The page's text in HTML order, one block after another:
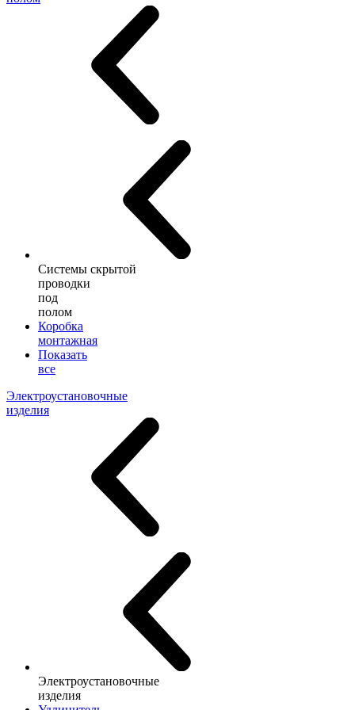
Системы скрытой
проводки
под
полом
Коробка
монтажная
Показать
все
Электроустановочные
изделия
Электроустановочные
изделия